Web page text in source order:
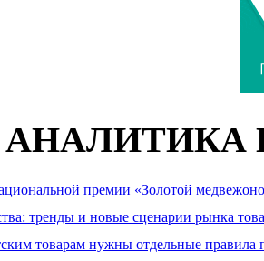
АНАЛИТИКА
премии «Золотой
тренды и новые сценарии рынка
товарам нужны отдельные правила